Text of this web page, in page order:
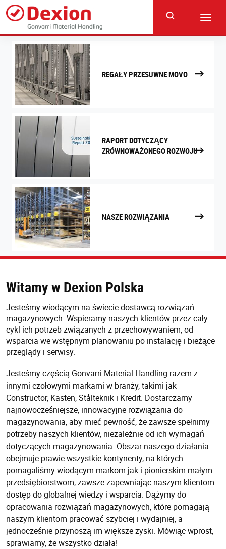
Skip
main
content
REGAŁY PRZESUWNE MOVO
RAPORT DOTYCZĄCY
ZRÓWNOWAŻONEGO ROZWOJU
NASZE ROZWIĄZANIA
Witamy w Dexion Polska
Jesteśmy wiodącym na świecie dostawcą rozwiązań
magazynowych. Wspieramy naszych klientów przez cały
cykl ich potrzeb związanych z przechowywaniem, od
wsparcia we wstępnym planowaniu po instalację i bieżące
przeglądy i serwisy.
Jesteśmy częścią Gonvarri Material Handling razem z
innymi czołowymi markami w branży, takimi jak
Constructor, Kasten, Stålteknik i Kredit. Dostarczamy
najnowocześniejsze, innowacyjne rozwiązania do
magazynowania, aby mieć pewność, że zawsze spełnimy
potrzeby naszych klientów, niezależnie od ich wymagań
dotyczących magazynowania. Obszar naszego działania
obejmuje prawie wszystkie kontynenty, na których
pomagaliśmy wiodącym markom jak i pionierskim małym
przedsiębiorstwom, zawsze zapewniając naszym klientom
dostęp do globalnej wiedzy i wsparcia. Dążymy do
opracowania rozwiązań magazynowych, które pomagają
naszym klientom pracować szybciej i wydajniej, a
jednocześnie przynoszą im większe zyski. Mówiąc wprost,
sprawiamy, że wszystko działa!